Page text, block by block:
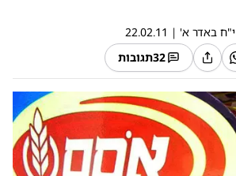
י"ח באדר א' |
22.02.11
32תגובות